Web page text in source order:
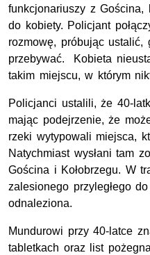
funkcjonariuszy z Gościna,
do kobiety. Policjant
rozmowę, próbując ustalić,
przebywać. Kobieta
takim miejscu, w którym
Policjanci ustalili, że 40-
mając podejrzenie, że
rzeki wytypowali miejsca,
Natychmiast wysłani tam
Gościna i Kołobrzegu. W
zalesionego przyległego
odnaleziona.
Mundurowi przy 40-latce
tabletkach oraz list